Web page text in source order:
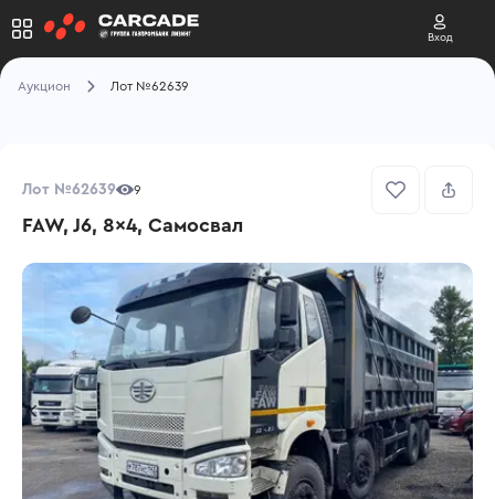
Вход
Аукцион Лот №62639
Лот №62639 9
FAW, J6, 8x4, Самосвал